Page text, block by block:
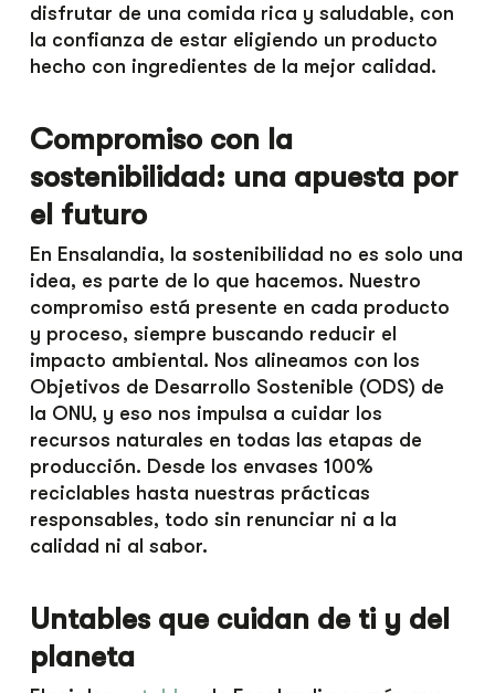
disfrutar de una comida rica y saludable, con
la confianza de estar eligiendo un producto
hecho con ingredientes de la mejor calidad.
Compromiso con la
sostenibilidad: una apuesta por
el futuro
En Ensalandia, la sostenibilidad no es solo una
idea, es parte de lo que hacemos. Nuestro
compromiso está presente en cada producto
y proceso, siempre buscando reducir el
impacto ambiental. Nos alineamos con los
Objetivos de Desarrollo Sostenible (ODS) de
la ONU, y eso nos impulsa a cuidar los
recursos naturales en todas las etapas de
producción. Desde los envases 100%
reciclables hasta nuestras prácticas
responsables, todo sin renunciar ni a la
calidad ni al sabor.
Untables que cuidan de ti y del
planeta